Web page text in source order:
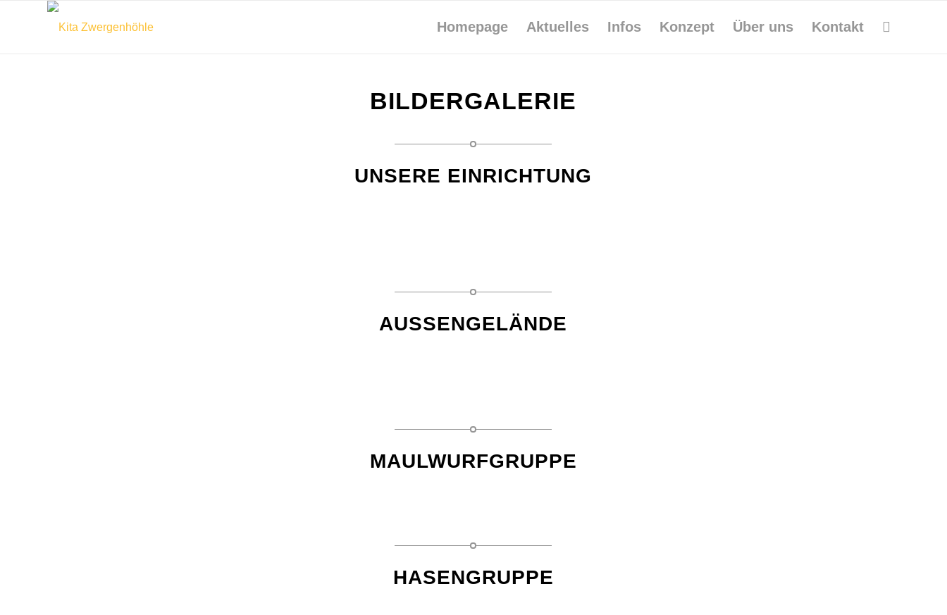
Homepage Aktuelles Infos Konzept Über uns Kontakt
BILDERGALERIE
UNSERE EINRICHTUNG
AUSSENGELÄNDE
MAULWURFGRUPPE
HASENGRUPPE